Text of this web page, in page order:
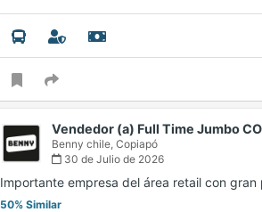
Vendedor (a) Full Time Jumbo
Benny chile, Copiapó
30 de Julio de 2026
Importante empresa del área retail con
50% Similar